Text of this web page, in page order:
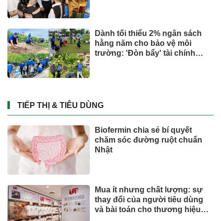
Dành tối thiểu 2% ngân sách
hằng năm cho bảo vệ môi
trường: 'Đòn bẩy' tài chính
TIẾP THỊ & TIÊU DÙNG
Biofermin chia sẻ bí quyết
chăm sóc đường ruột chuẩn
Nhật
Mua ít nhưng chất lượng: sự
thay đổi của người tiêu dùng
và bài toán cho thương hiệu